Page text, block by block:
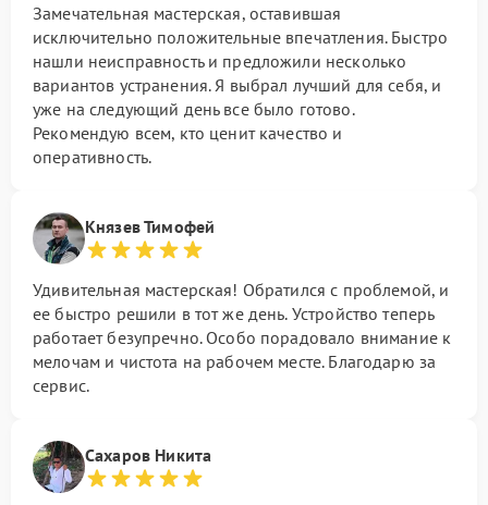
Замечательная мастерская, оставившая
исключительно положительные впечатления. Быстро
нашли неисправность и предложили несколько
вариантов устранения. Я выбрал лучший для себя, и
уже на следующий день все было готово.
Рекомендую всем, кто ценит качество и
оперативность.
Князев Тимофей
Удивительная мастерская! Обратился с проблемой, и
ее быстро решили в тот же день. Устройство теперь
работает безупречно. Особо порадовало внимание к
мелочам и чистота на рабочем месте. Благодарю за
сервис.
Сахаров Никита